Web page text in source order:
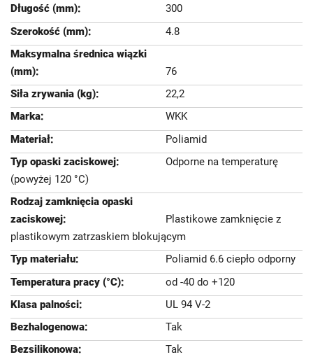
300
4.8
76
22,2
WKK
Poliamid
Odporne na temperaturę
(powyżej 120 °C)
Plastikowe zamknięcie z
plastikowym zatrzaskiem blokującym
Poliamid 6.6 ciepło odporny
od -40 do +120
UL 94 V-2
Tak
Tak